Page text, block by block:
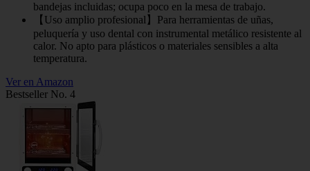
bandejas incluidas; ocupa poco en la mesa de trabajo.
【Uso amplio profesional】Para herramientas de uñas,
peluquería y uso dental con instrumental metálico resistente al
calor. No apto para plásticos o materiales sensibles a alta
temperatura.
Ver en Amazon
Bestseller No. 4